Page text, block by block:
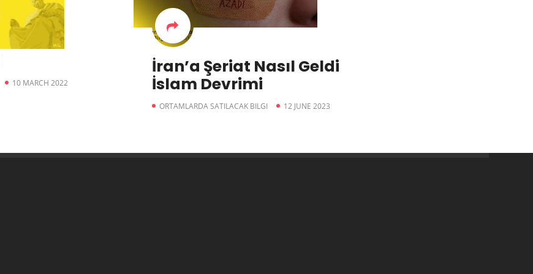
10 MARCH 2022
İran’a Şeriat Nasıl Geldi
İslam Devrimi
ORTAMLARDA SATILACAK BILGI 12 JUNE 2023